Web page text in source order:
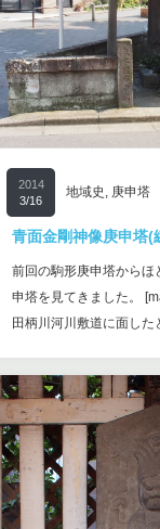
2014
3/16
地域史 , 庚申塔
青面金剛神像庚申塔(
前回の駒形庚申塔からほ
申塔を見てきました。
田柄川河川敷道に面し